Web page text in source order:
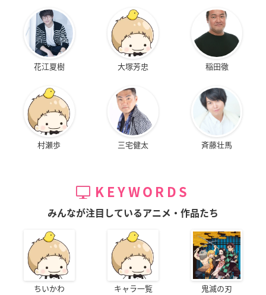
花江夏樹 大塚芳忠 稲田徹
村瀬歩 三宅健太 斉藤壮馬
KEYWORDS
みんなが注目しているアニメ・作品たち
ちいかわ キャラ一覧 鬼滅の刃